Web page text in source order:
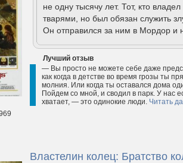
не одну тысячу лет. Тот, кто
тварями, но был обязан служить
Он отправился за ним в Мордор и
Лучший отзыв
— Вы просто не можете себе даже
как когда в детстве во время грозы ты
молния. Или когда ты оставался дома
Пойдем со мной, и сводил в парк. У нас
хватает, — это одинокие люди. Читать
Властелин колец: Братство